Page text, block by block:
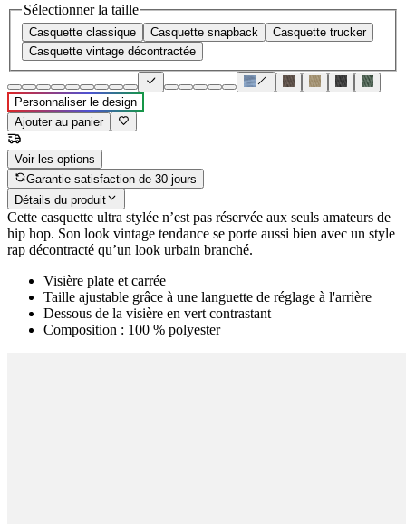
Sélectionner la taille
Casquette classique Casquette snapback
Casquette trucker
Casquette vintage décontractée
Personnaliser le design
Ajouter au panier
Voir les options
Garantie satisfaction de 30 jours
Détails du produit
Cette casquette ultra stylée n’est pas réservée aux seuls amateurs de
hip hop. Son look vintage tendance se porte aussi bien avec un style
rap décontracté qu’un look urbain branché.
Visière plate et carrée
Taille ajustable grâce à une languette de réglage à l'arrière
Dessous de la visière en vert contrastant
Composition : 100 % polyester